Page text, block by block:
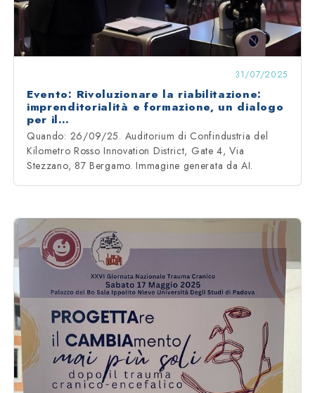
31/07/2025
Evento: Rivoluzionare la riabilitazione:
imprenditorialità e formazione, un dialogo
per il…
Quando: 26/09/25. Auditorium di Confindustria del
Kilometro Rosso Innovation District, Gate 4, Via
Stezzano, 87 Bergamo. Immagine generata da AI.